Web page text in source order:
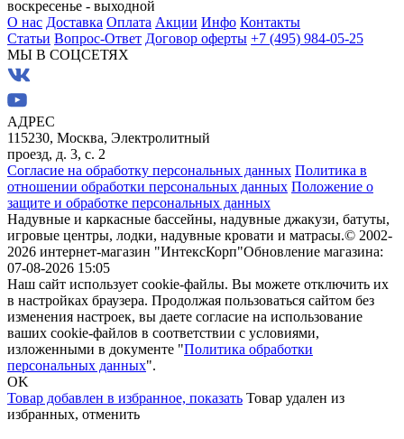
воскресенье - выходной
О нас Доставка Оплата Акции Инфо Контакты
Статьи Вопрос-Ответ Договор оферты +7 (495) 984-05-25
МЫ В СОЦСЕТЯХ
АДРЕС
115230, Москва, Электролитный
проезд, д. 3, с. 2
Согласие на обработку персональных данных Политика в
отношении обработки персональных данных Положение о
защите и обработке персональных данных
Надувные и каркасные бассейны, надувные джакузи, батуты,
игровые центры, лодки, надувные кровати и матрасы.© 2002-
2026 интернет-магазин "ИнтексКорп"Обновление магазина:
07-08-2026 15:05
Наш сайт использует cookie-файлы. Вы можете отключить их
в настройках браузера. Продолжая пользоваться сайтом без
изменения настроек, вы даете согласие на использование
ваших cookie-файлов в соответствии с условиями,
изложенными в документе "Политика обработки
персональных данных".
OK
Товар добавлен в избранное, показать Товар удален из
избранных, отменить